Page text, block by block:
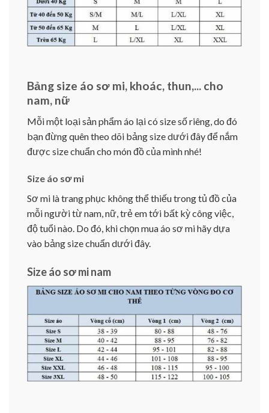
Bảng size áo sơ mi, khoác, thun,... cho
nam, nữ
Mỗi một loại sản phẩm áo lại có size số riêng, do đó
bạn đừng quên theo dõi bảng size dưới đây để nắm
được size chuẩn cho món đồ của mình nhé!
Size áo sơ mi
Sơ mi là trang phục không thể thiếu trong tủ đồ của
mỗi người từ nam, nữ, trẻ em tới bất kỳ công việc,
độ tuổi nào. Do đó, khi chọn mua áo sơ mi hãy dựa
vào bảng size chuẩn dưới đây.
Size áo sơ mi nam